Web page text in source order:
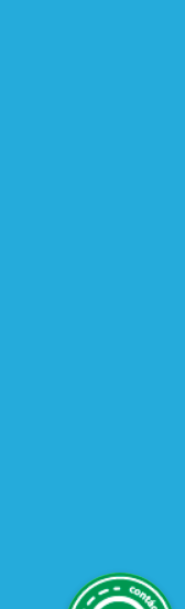
WhatsApp